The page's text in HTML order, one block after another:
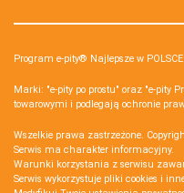
Program e-pity® Najlepsze w POLSCE.
Marki: "e-pity po prostu" oraz "e-pity
towarowymi i podlegają ochronie
Wszelkie prawa zastrzeżone.
Serwis ma charakter informacyjny.
Warunki korzystania z serwisu
Serwis wykorzystuje pliki cookies i